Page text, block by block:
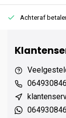
Achteraf